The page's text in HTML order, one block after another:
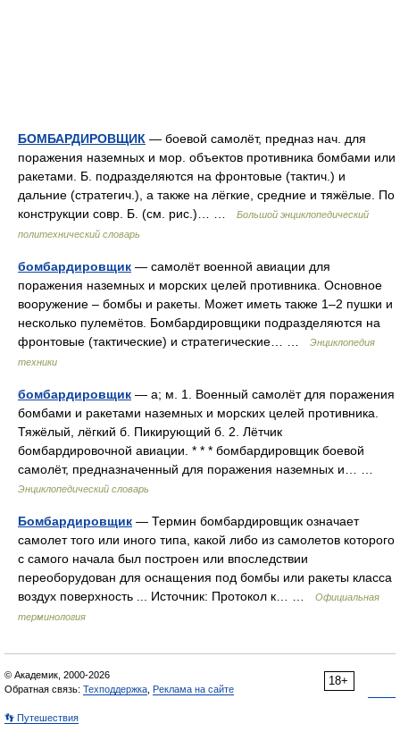
БОМБАРДИРОВЩИК — боевой самолёт, предназ нач. для
поражения наземных и мор. объектов противника бомбами или
ракетами. Б. подразделяются на фронтовые (тактич.) и
дальние (стратегич.), а также на лёгкие, средние и тяжёлые. По
конструкции совр. Б. (см. рис.)… …
Большой энциклопедический
политехнический словарь
бомбардировщик — самолёт военной авиации для
поражения наземных и морских целей противника. Основное
вооружение – бомбы и ракеты. Может иметь также 1–2 пушки и
несколько пулемётов. Бомбардировщики подразделяются на
фронтовые (тактические) и стратегические… …
Энциклопедия
техники
бомбардировщик — а; м. 1. Военный самолёт для поражения
бомбами и ракетами наземных и морских целей противника.
Тяжёлый, лёгкий б. Пикирующий б. 2. Лётчик
бомбардировочной авиации. * * * бомбардировщик боевой
самолёт, предназначенный для поражения наземных и… …
Энциклопедический словарь
Бомбардировщик — Термин бомбардировщик означает
самолет того или иного типа, какой либо из самолетов которого
с самого начала был построен или впоследствии
переоборудован для оснащения под бомбы или ракеты класса
воздух поверхность ... Источник: Протокол к… …
Официальная
терминология
18+
© Академик, 2000-2026
Обратная связь: Техподдержка Реклама на сайте
👣 Путешествия